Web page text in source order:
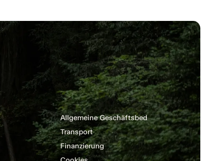
Allgemeine Geschäftsbedingungen
Transport
Finanzierung